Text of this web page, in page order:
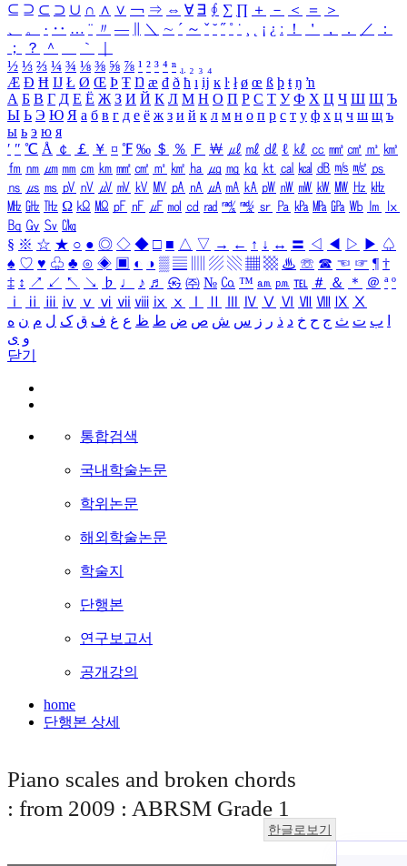
⊆ ⊇ ⊂ ⊃ ∪ ∩ ∧ ∨ ￢ ⇒ ⇔ ∀ ∃ ∮ ∑ ∏ ＋ － ＜ ＝
＞
、
。 · ‥ … ¨ 〃 ― ＼ ∼ ´ ～ ˇ ˘ ˝ ˚ ˙ ¸ ¡ ¿ ː ！ ＇ ， ． ／
：
；
？ ＾ ｀
½ ⅓ ⅔ ¼ ¾ ⅛ ⅜ ⅝ ⅞ ¹ ² ³ ⁴ ⁿ ₁ ₂ ₃ ₄
Æ Ð Ħ Ĳ Ł Ø Œ Þ Ŧ Ŋ æ đ ð ħ ı ĳ ĸ ŀ ł ø œ ß þ ŧ ŋ ŉ
А Б В Г Д Е Ё Ж З И Й К Л М Н О П Р С Т У Ф Х Ц Ч Ш Щ Ъ
Ы Ь Э Ю Я а б в г д е ё ж з и й к л м н о п р с т у ф х ц ч ш щ ъ
ы ь э ю я
′ ″ ℃ Å ￠ ￡ ￥ ¤ ℉ ‰ ＄ ％ Ｆ ￦ ㎕ ㎖ ㎗ ℓ ㎘ ㏄ ㎣ ㎤ ㎥ ㎦
㎙ ㎚ ㎛ ㎜ ㎝ ㎞ ㎟ ㎠ ㎡ ㎢ ㏊ ㎍ ㎎ ㎏ ㏏ ㎈ ㎉ ㏈ ㎧ ㎨ ㎰
㎱ ㎲ ㎳ ㎴ ㎵ ㎶ ㎷ ㎸ ㎹ ㎀ ㎁ ㎂ ㎃ ㎄ ㎺ ㎻ ㎽ ㎾ ㎿ ㎐ ㎑
㎒ ㎓ ㎔ Ω ㏀ ㏁ ㎊ ㎋ ㎌ ㏖ ㏅ ㎭ ㎮ ㎯ ㏛ ㎩ ㎪ ㎫ ㎬ ㏝ ㏐
㏓
㏃ ㏉ ㏜ ㏆
§ ※ ☆ ★ ○ ● ◎ ◇ ◆ □ ■ △ ▽ → ← ↑ ↓ ↔ 〓 ◁ ◀ ▷ ▶ ♤
♠ ♡ ♥ ♧ ♣ ⊙ ◈ ▣ ◐ ◑ ▒ ▤ ▨ ▧ ▦ ▩ ♨ ☏ ☎ ☜ ☞ ¶ †
‡ ↕ ↗ ↙ ↖ ↘ ♭ ♩ ♪ ♬ ㉿ ㈜ № ㏇ ™ ㏂ ㏘ ℡ ＃ ＆ ＊ ＠ ª º
ⅰ
ⅱ ⅲ ⅳ ⅴ ⅵ ⅶ ⅷ ⅸ ⅹ Ⅳ Ⅴ Ⅵ Ⅶ Ⅷ Ⅸ Ⅹ
ب ت ث ج ح خ د ذ ر ز س ش ص ض ط ظ ع غ ف ق ک ل م ن ه
و ی
닫기
통합검색
국내학술논문
학위논문
해외학술논문
학술지
단행본
연구보고서
공개강의
home
단행본 상세
Piano scales and broken chords
: from 2009 : ABRSM Grade 1
한글로보기